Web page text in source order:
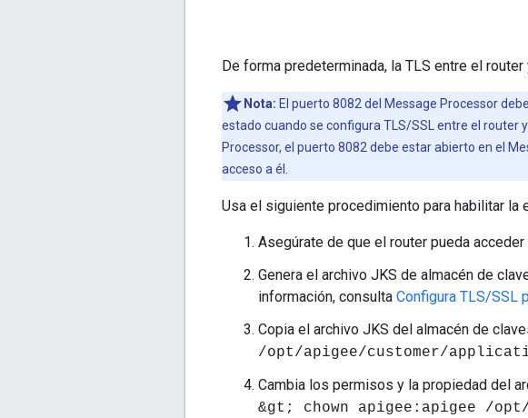
De forma predeterminada, la TLS entre el
Nota: El puerto 8082 del Message Processor
estado cuando se configura TLS/SSL entre el router
Processor, el puerto 8082 debe estar abierto en el
acceso a él.
Usa el siguiente procedimiento para habilitar la
Asegúrate de que el router pueda
Genera el archivo JKS de almacén de
información, consulta Configura TLS/SSL
Copia el archivo JKS del almacén de
/opt/apigee/customer/
Cambia los permisos y la propiedad del
&gt; chown apigee:apigee /